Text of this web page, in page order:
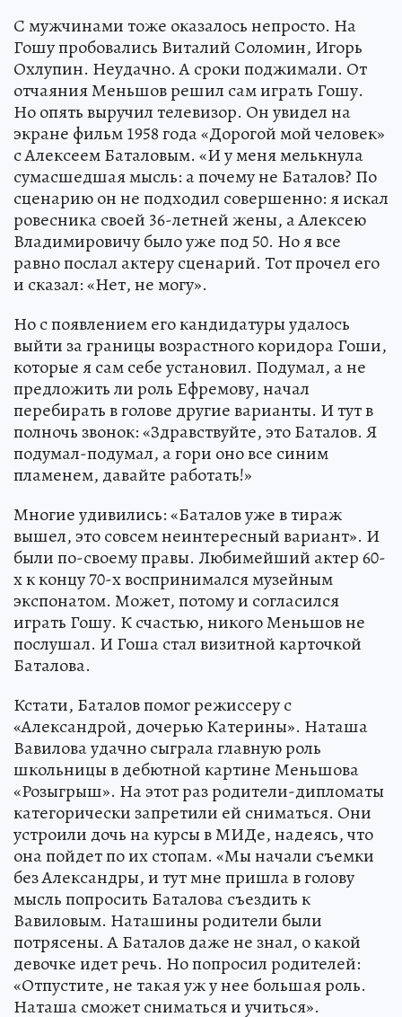
С мужчинами тоже оказалось непросто. На
Гошу пробовались Виталий Соломин, Игорь
Охлупин. Неудачно. А сроки поджимали. От
отчаяния Меньшов решил сам играть Гошу.
Но опять выручил телевизор. Он увидел на
экране фильм 1958 года «Дорогой мой человек»
с Алексеем Баталовым. «И у меня мелькнула
сумасшедшая мысль: а почему не Баталов? По
сценарию он не подходил совершенно: я искал
ровесника своей 36-летней жены, а Алексею
Владимировичу было уже под 50. Но я все
равно послал актеру сценарий. Тот прочел его
и сказал: «Нет, не могу».
Но с появлением его кандидатуры удалось
выйти за границы возрастного коридора Гоши,
которые я сам себе установил. Подумал, а не
предложить ли роль Ефремову, начал
перебирать в голове другие варианты. И тут в
полночь звонок: «Здравствуйте, это Баталов. Я
подумал-подумал, а гори оно все синим
пламенем, давайте работать!»
Многие удивились: «Баталов уже в тираж
вышел, это совсем неинтересный вариант». И
были по-своему правы. Любимейший актер 60-
х к концу 70-х воспринимался музейным
экспонатом. Может, потому и согласился
играть Гошу. К счастью, никого Меньшов не
послушал. И Гоша стал визитной карточкой
Баталова.
Кстати, Баталов помог режиссеру с
«Александрой, дочерью Катерины». Наташа
Вавилова удачно сыграла главную роль
школьницы в дебютной картине Меньшова
«Розыгрыш». На этот раз родители-дипломаты
категорически запретили ей сниматься. Они
устроили дочь на курсы в МИДе, надеясь, что
она пойдет по их стопам. «Мы начали съемки
без Александры, и тут мне пришла в голову
мысль попросить Баталова съездить к
Вавиловым. Наташины родители были
потрясены. А Баталов даже не знал, о какой
девочке идет речь. Но попросил родителей:
«Отпустите, не такая уж у нее большая роль.
Наташа сможет сниматься и учиться».